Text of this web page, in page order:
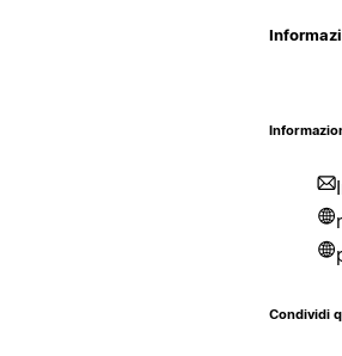
Condividi